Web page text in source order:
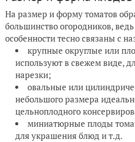
На размер и форму томатов
большинство огородников,
особенности тесно связаны с
крупные округлые или
используют в свежем виде,
нарезки;
овальные или
небольшого размера
цельноплодного
миниатюрные плоды
для украшения блюд и т.д.